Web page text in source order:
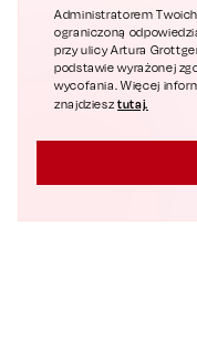
Administratorem
ograniczoną
przy ulicy Artura
podstawie wyrażonej
wycofania. Więcej
znajdziesztutaj.